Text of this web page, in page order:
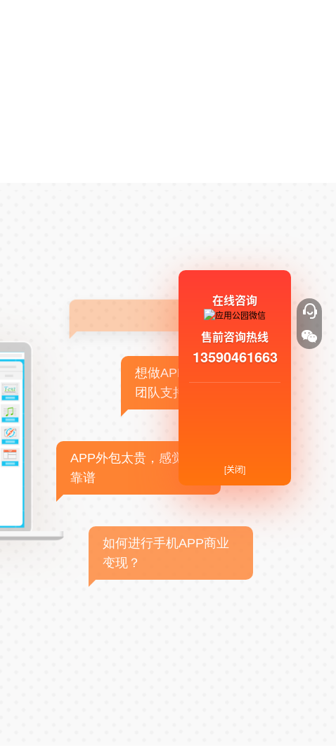
想做APP，但没有技术
团队支持
APP外包太贵，感觉不
靠谱
如何进行手机APP商业
变现？
在线咨询
售前咨询热线
13590461663
[关闭]